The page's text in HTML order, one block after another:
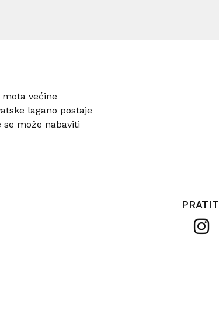
mota većine
lagano postaje
može nabaviti